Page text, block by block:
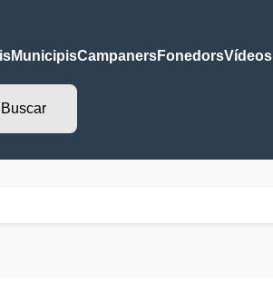
MunicipisCampanersFonedorsVídeos